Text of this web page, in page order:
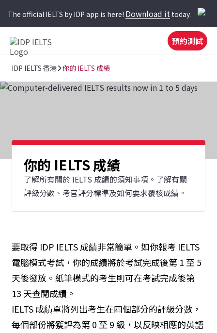
The official IELTS by IDP app is here! Download it today.
預約測試
IDP IELTS 香港 你的 IELTS 成績
你的 IELTS 成績
了解所有關於 IELTS 成績的須知事項。了解有關
評級分數、考官評分標準及如何要求覆核成績。
要取得 IDP IELTS 成績非常簡單。如你報考 IELTS
電腦模式考試，你的成績將於考試完成後第 1 至 5
天後發放。紙筆模式的考生則可在考試完成後第
13 天查閱成績。
IELTS 成績單將列出考生在四個部分的評級分數，
每個部份將獲評為第 0 至 9 級，以反映相應的英語